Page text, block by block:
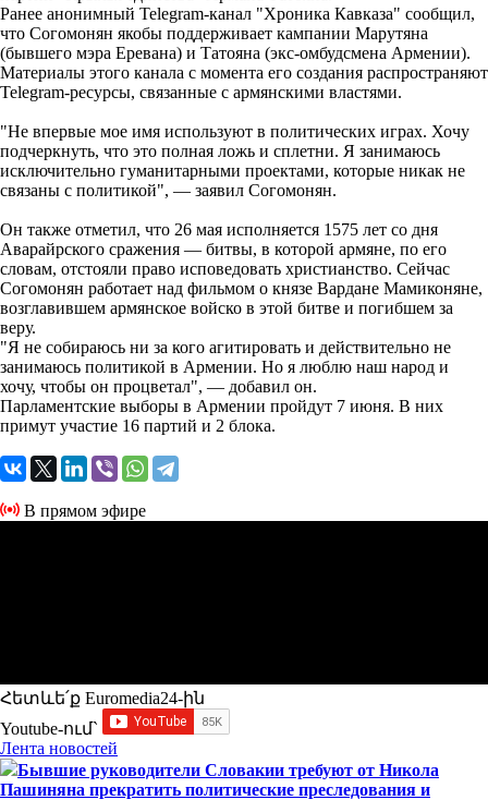
Ранее анонимный Telegram-канал "Хроника Кавказа" сообщил,
что Согомонян якобы поддерживает кампании Марутяна
(бывшего мэра Еревана) и Татояна (экс-омбудсмена Армении).
Материалы этого канала с момента его создания распространяют
Telegram-ресурсы, связанные с армянскими властями.
"Не впервые мое имя используют в политических играх. Хочу
подчеркнуть, что это полная ложь и сплетни. Я занимаюсь
исключительно гуманитарными проектами, которые никак не
связаны с политикой", — заявил Согомонян.
Он также отметил, что 26 мая исполняется 1575 лет со дня
Аварайрского сражения — битвы, в которой армяне, по его
словам, отстояли право исповедовать христианство. Сейчас
Согомонян работает над фильмом о князе Вардане Мамиконяне,
возглавившем армянское войско в этой битве и погибшем за
веру.
"Я не собираюсь ни за кого агитировать и действительно не
занимаюсь политикой в Армении. Но я люблю наш народ и
хочу, чтобы он процветал", — добавил он.
Парламентские выборы в Армении пройдут 7 июня. В них
примут участие 16 партий и 2 блока.
В прямом эфире
Հետևե՛ք Euromedia24-ին
Youtube-ում`
Лента новостей
Бывшие руководители Словакии требуют от Никола
Пашиняна прекратить политические преследования и